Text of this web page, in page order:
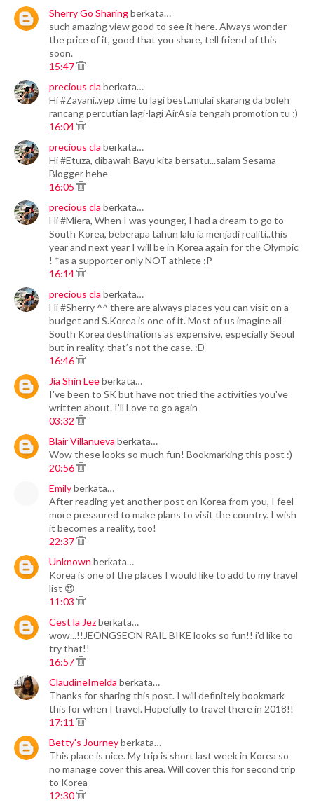
Sherry Go Sharingberkata…
such amazing view good to see it here. Always wonder
the price of it, good that you share, tell friend of this
soon.
15:47
precious cla berkata…
Hi #Zayani..yep time tu lagi best..mulai skarang da boleh
rancang percutian lagi-lagi AirAsia tengah promotion tu ;)
16:04
precious cla berkata…
Hi #Etuza, dibawah Bayu kita bersatu...salam Sesama
Blogger hehe
16:05
precious cla berkata…
Hi #Miera, When I was younger, I had a dream to go to
South Korea, beberapa tahun lalu ia menjadi realiti..this
year and next year I will be in Korea again for the Olympic
! *as a supporter only NOT athlete :P
16:14
precious cla berkata…
Hi #Sherry ^^ there are always places you can visit on a
budget and S.Korea is one of it. Most of us imagine all
South Korea destinations as expensive, especially Seoul
but in reality, that’s not the case. :D
16:46
Jia Shin Leeberkata…
I've been to SK but have not tried the activities you've
written about. I'll Love to go again
03:32
Blair Villanueva berkata…
Wow these looks so much fun! Bookmarking this post :)
20:56
Emilyberkata…
After reading yet another post on Korea from you, I feel
more pressured to make plans to visit the country. I wish
it becomes a reality, too!
22:37
Unknown berkata…
Korea is one of the places I would like to add to my travel
list 😍
11:03
Cest la Jezberkata…
wow...!!JEONGSEON RAIL BIKE looks so fun!! i'd like to
try that!!
16:57
ClaudineImelda berkata…
Thanks for sharing this post. I will definitely bookmark
this for when I travel. Hopefully to travel there in 2018!!
17:11
Betty's Journeyberkata…
This place is nice. My trip is short last week in Korea so
no manage cover this area. Will cover this for second trip
to Korea
12:30